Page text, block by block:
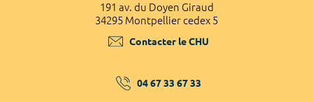
191 av. du Doyen Giraud
34295 Montpellier cedex 5
Contacter le CHU
04 67 33 67 33